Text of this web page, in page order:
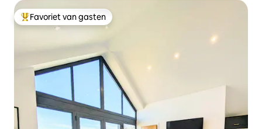
Topfavoriet van gasten
Favoriet van gasten